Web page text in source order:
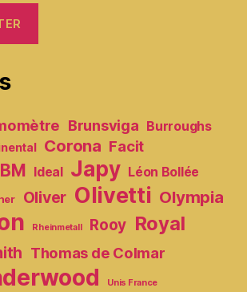
Brunsviga Burroughs
Corona Facit
Ideal Japy Léon Bollée
Oliver Olivetti Olympia
Rheinmetall Rooy Royal
Thomas de Colmar
Unis France